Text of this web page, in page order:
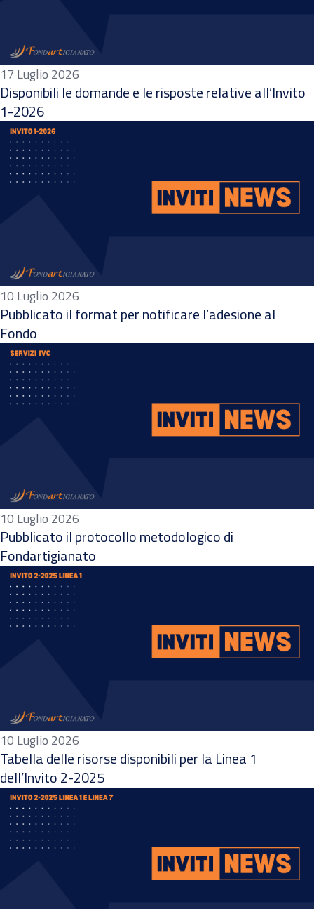
17 Luglio 2026
Disponibili le domande e le risposte relative all’Invito
1-2026
10 Luglio 2026
Pubblicato il format per notificare l’adesione al
Fondo
10 Luglio 2026
Pubblicato il protocollo metodologico di
Fondartigianato
10 Luglio 2026
Tabella delle risorse disponibili per la Linea 1
dell’Invito 2-2025